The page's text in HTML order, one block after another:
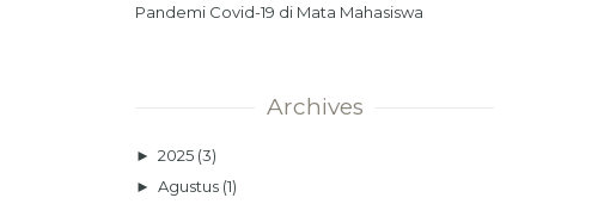
Pandemi Covid-19 di Mata Mahasiswa
Archives
► 2025 (3)
► Agustus (1)